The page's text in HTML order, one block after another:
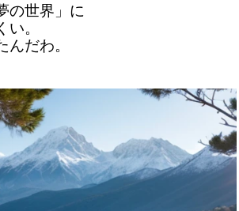
の世界」に
。
んだわ。